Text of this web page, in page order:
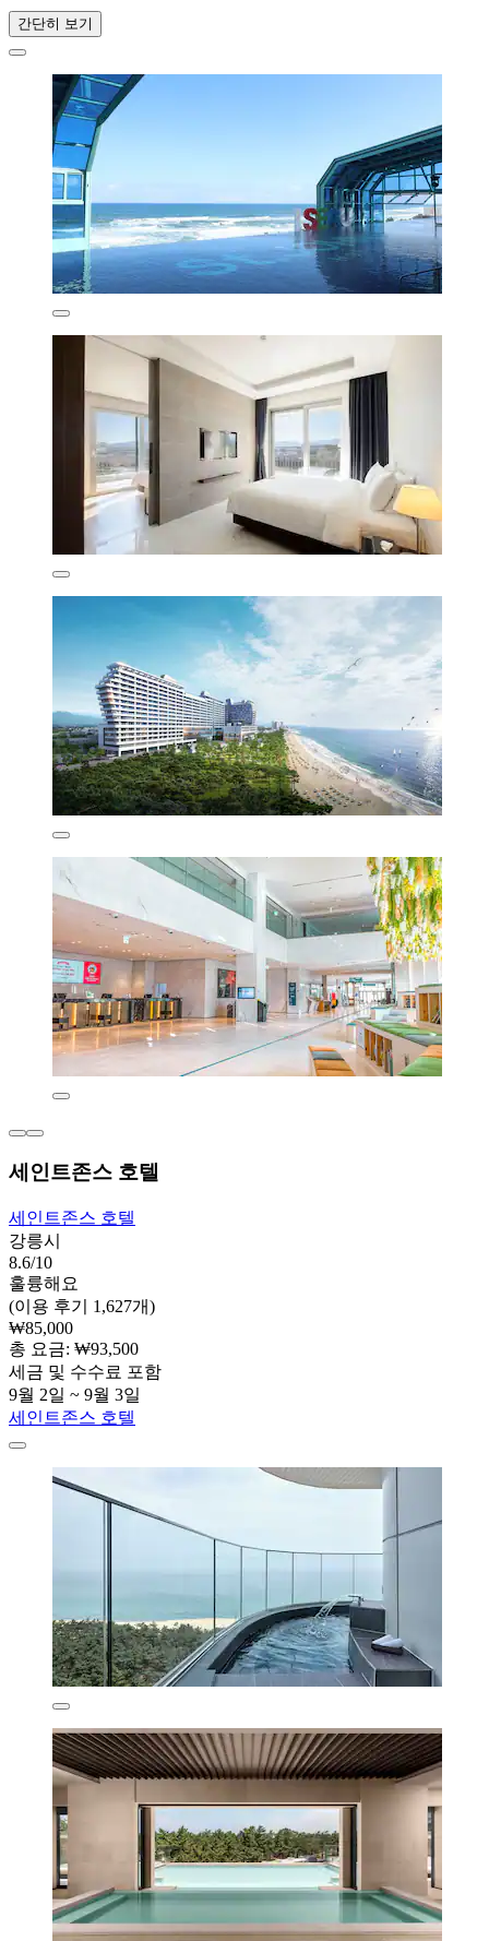
간단히 보기
세인트존스 호텔
세인트존스 호텔
강릉시
8.6/10
훌륭해요
(이용 후기 1,627개)
₩85,000
총 요금: ₩93,500
세금 및 수수료 포함
9월 2일 ~ 9월 3일
세인트존스 호텔